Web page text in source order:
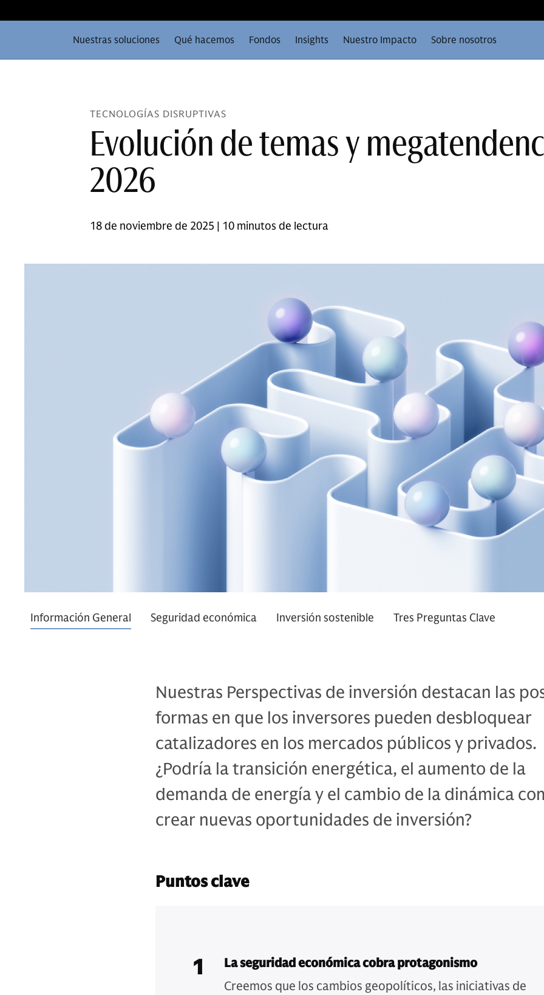
Nuestras soluciones Qué hacemos Fondos Insights Nuestro Impacto Sobre nosotros
TECNOLOGÍAS DISRUPTIVAS
Evolución de temas y
2026
18 de noviembre de 2025 | 10 minutos de lectura
Información General Seguridad económica Inversión sostenible Tres Preguntas Clave
Nuestras Perspectivas de inversión destacan las
formas en que los inversores pueden desbloquear
catalizadores en los mercados públicos y privados.
¿Podría la transición energética, el aumento de la
demanda de energía y el cambio de la dinámica
crear nuevas oportunidades de inversión?
Puntos clave
1
La seguridad económica cobra protagonismo
Creemos que los cambios geopolíticos, las iniciativas de